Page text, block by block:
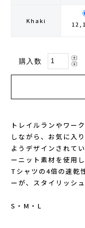
ジャパンエナジーフード
ミドリ安全
梅丹
セット
GONTEX(ゴンテックス)
goodr(グダー)
Hydrapak(ハイドラパッ
injinji(インジンジ)
INSTINCT(インスティ
Joe Nimble(ジョー ニン
Khaki
購入数
トレイルランやワー
しながら、お気に入
ようデザインされて
ーニット素材を使用
Tシャツの4倍の速乾
ーが、スタイリッシ
S・M・L